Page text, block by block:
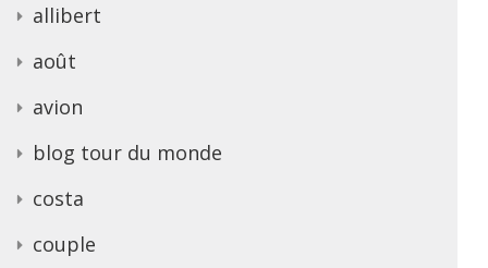
allibert
août
avion
blog tour du monde
costa
couple